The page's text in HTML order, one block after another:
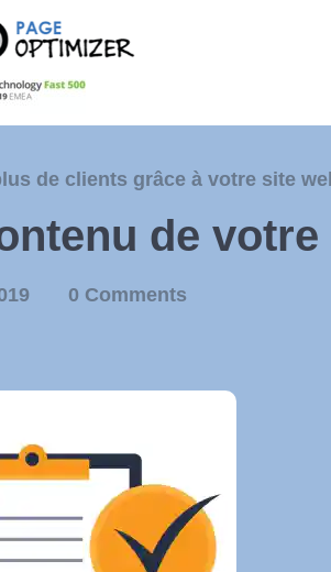
de clients grâce à votre site
de
0 Comments